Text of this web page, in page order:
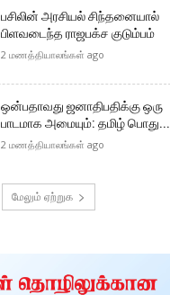
பசிலின் அரசியல் சிந்தனையால்
பிளவடைந்த ராஜபக்ச குடும்பம்
2 மணத்தியாலங்கள் ago
ஒன்பதாவது ஜனாதிபதிக்கு ஒரு
பாடமாக அமையும்: தமிழ் பொது...
2 மணத்தியாலங்கள் ago
மேலும் ஏற்றுக